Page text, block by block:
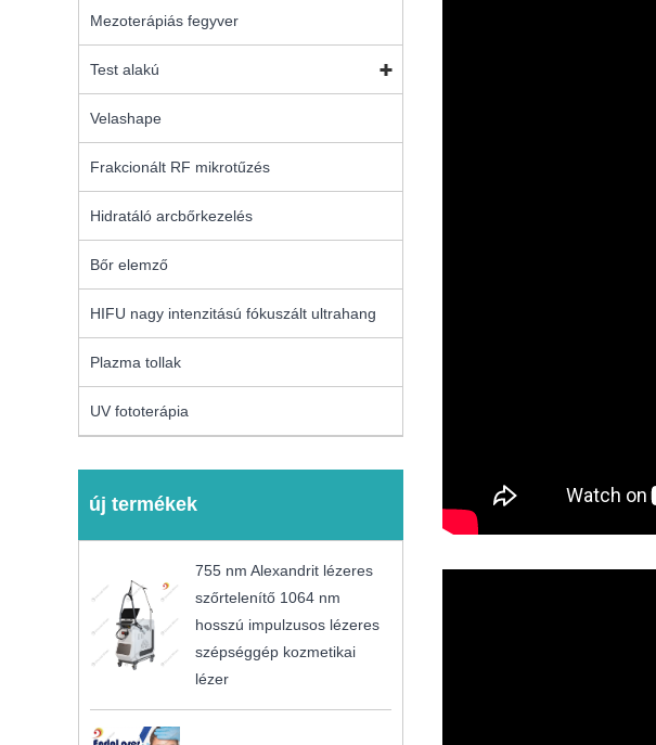
Mezoterápiás fegyver
Test alakú
Velashape
Frakcionált RF mikrotűzés
Hidratáló arcbőrkezelés
Bőr elemző
HIFU nagy intenzitású fókuszált ultrahang
Plazma tollak
UV fototerápia
új termékek
755 nm Alexandrit lézeres
szőrtelenítő 1064 nm
hosszú impulzusos lézeres
szépséggép kozmetikai
lézer